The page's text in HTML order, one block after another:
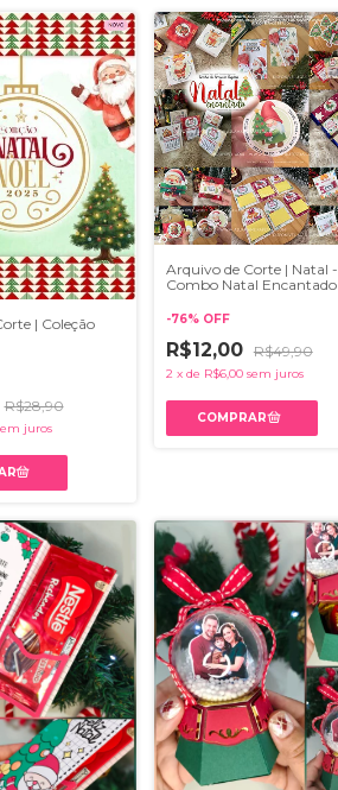
| Coleção
R$28,90
juros
Arquivo de Corte | Natal -
Combo Natal Encantado
-76% OFF
R$12,00 R$49,90
2 x de R$6,00 sem juros